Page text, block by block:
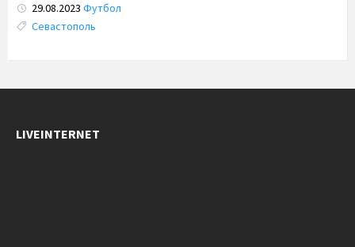
29.08.2023 Футбол
Tags:
Севастополь
LIVEINTERNET